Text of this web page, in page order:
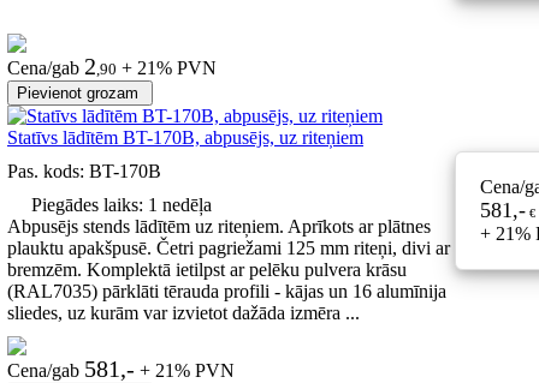
Cena/gab 2,90 + 21% PVN
Cena/
581,- €
+ 21%
Statīvs lādītēm BT-170B, abpusējs, uz riteņiem
Pas. kods: BT-170B
Piegādes laiks: 1 nedēļa
Abpusējs stends lādītēm uz riteņiem. Aprīkots ar plātnes
plauktu apakšpusē. Četri pagriežami 125 mm riteņi, divi ar
bremzēm. Komplektā ietilpst ar pelēku pulvera krāsu
(RAL7035) pārklāti tērauda profili - kājas un 16 alumīnija
sliedes, uz kurām var izvietot dažāda izmēra ...
Cena/gab 581,- + 21% PVN